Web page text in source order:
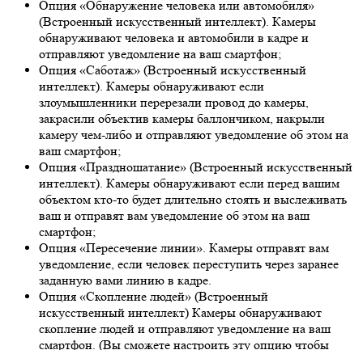
Опция «Обнаружение человека или автомобиля»
(Встроенный искусственный интеллект). Камеры
обнаруживают человека и автомобили в кадре и
отправляют уведомление на ваш смартфон;
Опция «Саботаж» (Встроенный искусственный
интеллект). Камеры обнаруживают если
злоумышленники перерезали провод до камеры,
закрасили объектив камеры баллончиком, накрыли
камеру чем-либо и отправляют уведомление об этом на
ваш смартфон;
Опция «Праздношатание» (Встроенный искусственный
интеллект). Камеры обнаруживают если перед вашим
объектом кто-то будет длительно стоять и выслеживать
ваш и отправят вам уведомление об этом на ваш
смартфон;
Опция «Пересечение линии». Камеры отправят вам
уведомление, если человек переступить через заранее
заданную вами линию в кадре.
Опция «Скопление людей» (Встроенный
искусственный интеллект) Камеры обнаруживают
скопление людей и отправляют уведомление на ваш
смартфон. (Вы сможете настроить эту опцию чтобы